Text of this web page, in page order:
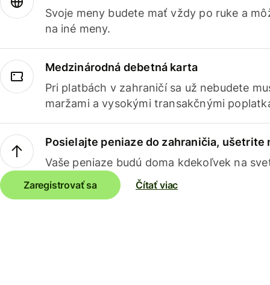
Svoje meny budete mať vždy po ruke a
na iné meny.
Medzinárodná debetná karta
Pri platbách v zahraničí sa už nebudete
maržami a vysokými transakčnými
Posielajte peniaze do zahraničia, ušetrite
Vaše peniaze budú doma kdekoľvek na
Zaregistrovať sa Čítať viac